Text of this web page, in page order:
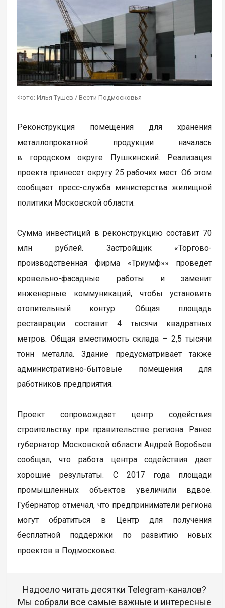
Фото: Илья Тушев / Вести Подмосковья
Реконструкция помещения для хранения
металлопрокатной продукции началась
в городском округе Пушкинский. Реализация
проекта принесет округу 25 рабочих мест. Об этом
сообщает пресс-служба министерства жилищной
политики Московской области.
Сумма инвестиций в реконструкцию составит 70
млн рублей. Застройщик «Торгово-
производственная фирма «Триумф»» проведет
кровельно-фасадные работы и заменит
инженерные коммуникаций, чтобы установить
отопительный контур. Общая площадь
реставрации составит 4 тысячи квадратных
метров. Общая вместимость склада – 2,5 тысячи
тонн металла. Здание предусматривает также
административно-бытовые помещения для
работников предприятия.
Проект сопровождает центр содействия
строительству при правительстве региона. Ранее
губернатор Московской области Андрей Воробьев
сообщал, что работа центра содействия дает
хорошие результаты. С 2017 года площади
промышленных объектов увеличили вдвое.
Губернатор отмечал, что предприниматели региона
могут обратиться в Центр для получения
бесплатной поддержки по развитию новых
проектов в Подмосковье.
Надоело читать десятки Telegram-каналов?
Мы собрали все самые важные и интересные